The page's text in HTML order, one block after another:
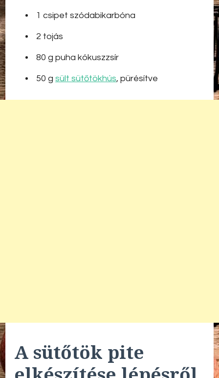
1 csipet szódabikarbóna
2 tojás
80 g puha kókuszzsír
50 g sült sütőtökhús, pürésítve
A sütőtök pite